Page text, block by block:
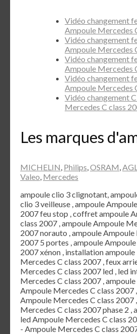
Vidéo changement
Ampoule Mercedes
Vidéo changement
Ampoule Mercedes
Vidéo changement
Ampoule Mercedes
Vidéo changement
Ampoule Mercedes
Vidéo changement
Mercedes C class
Les marques
MICHELIN, Philips,OSRAM,
Valeo, Mercedes
ampoule clio 3 clignotant,
clio 3 veilleuse , ampoule
2007 feu stop , coffret ampoule
class 2007 , ampoule Ampoule
2007 norauto , ampoule Ampoule
2007 5 portes , ampoule
2007 xénon , installation
Mercedes C class 2007 , feux
Mercedes C class 2007 led , led
Mercedes C class 2007 ,
Ampoule Mercedes C class 2007
Ampoule Mercedes C class 2007
Mercedes C class 2007 phase 2
led Ampoule Mercedes C class
- Ampoule Mercedes C class